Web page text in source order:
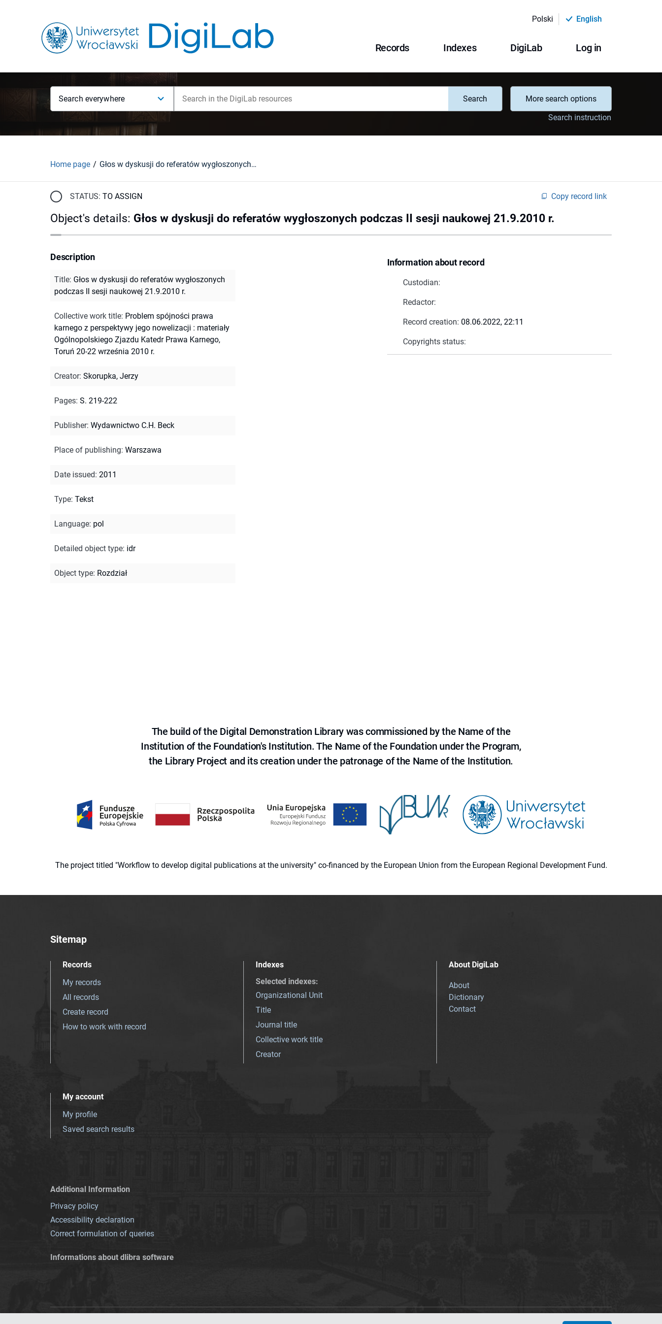
Polski English
Records Indexes DigiLab Log in
Search everywhere Search
More search options
Search instruction
Home page Głos w dyskusji do referatów wygłoszonych podczas II sesji naukowej 21.9.2010 r.
STATUS: TO ASSIGN Copy record link
Object's details: Głos w dyskusji do referatów wygłoszonych podczas II sesji naukowej 21.9.2010 r.
Information about record
Custodian:
Redactor:
Record creation: 08.06.2022, 22:11
Copyrights status:
Description
Title: Głos w dyskusji do referatów wygłoszonych
podczas II sesji naukowej 21.9.2010 r.
Collective work title: Problem spójności prawa
karnego z perspektywy jego nowelizacji : materiały
Ogólnopolskiego Zjazdu Katedr Prawa Karnego,
Toruń 20-22 września 2010 r.
Creator: Skorupka, Jerzy
Pages: S. 219-222
Publisher: Wydawnictwo C.H. Beck
Place of publishing: Warszawa
Date issued: 2011
Type: Tekst
Language: pol
Detailed object type: idr
Object type: Rozdział
The build of the Digital Demonstration Library was commissioned by the Name of the
Institution of the Foundation's Institution. The Name of the Foundation under the Program,
the Library Project and its creation under the patronage of the Name of the Institution.
The project titled "Workflow to develop digital publications at the university" co-financed by the European Union from the European Regional Development Fund.
Sitemap
Records
My records
All records
Create record
How to work with record
Indexes
Selected indexes:
Organizational Unit
Title
Journal title
Collective work title
Creator
About DigiLab
About
Dictionary
Contact
My account
My profile
Saved search results
Additional Information
Privacy policy
Accessibility declaration
Correct formulation of queries
Informations about dlibra software